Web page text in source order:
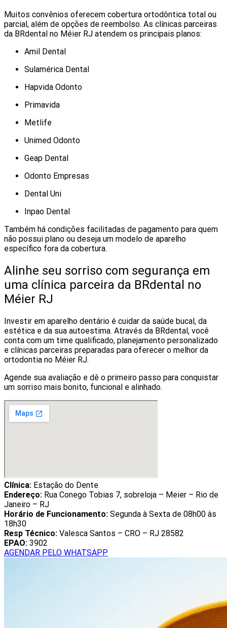
Muitos convênios oferecem cobertura ortodôntica total ou
parcial, além de opções de reembolso. As clínicas parceiras
da BRdental no Méier RJ atendem os principais planos:
Amil Dental
Sulamérica Dental
Hapvida Odonto
Primavida
Metlife
Unimed Odonto
Geap Dental
Odonto Empresas
Dental Uni
Inpao Dental
Também há condições facilitadas de pagamento para quem
não possui plano ou deseja um modelo de aparelho
específico fora da cobertura.
Alinhe seu sorriso com segurança em
uma clínica parceira da BRdental no
Méier RJ
Investir em aparelho dentário é cuidar da saúde bucal, da
estética e da sua autoestima. Através da BRdental, você
conta com um time qualificado, planejamento personalizado
e clínicas parceiras preparadas para oferecer o melhor da
ortodontia no Méier RJ.
Agende sua avaliação e dê o primeiro passo para conquistar
um sorriso mais bonito, funcional e alinhado.
Clínica: Estação do Dente
Endereço: Rua Conego Tobias 7, sobreloja – Meier – Rio de
Janeiro – RJ
Horário de Funcionamento: Segunda à Sexta de 08h00 às
18h30
Resp Técnico: Valesca Santos – CRO – RJ 28582
EPAO: 3902
AGENDAR PELO WHATSAPP